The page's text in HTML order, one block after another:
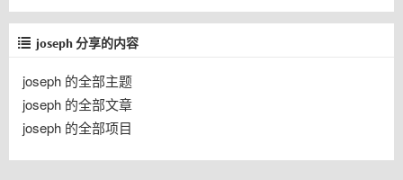
joseph 分享的内容
joseph 的全部主题
joseph 的全部文章
joseph 的全部项目